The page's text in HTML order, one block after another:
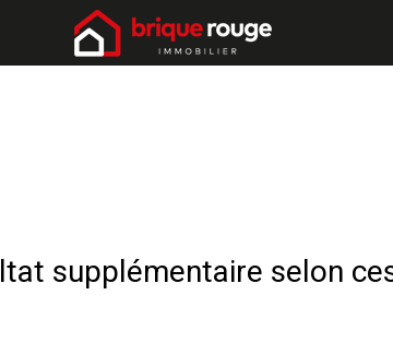
supplémentaire selon